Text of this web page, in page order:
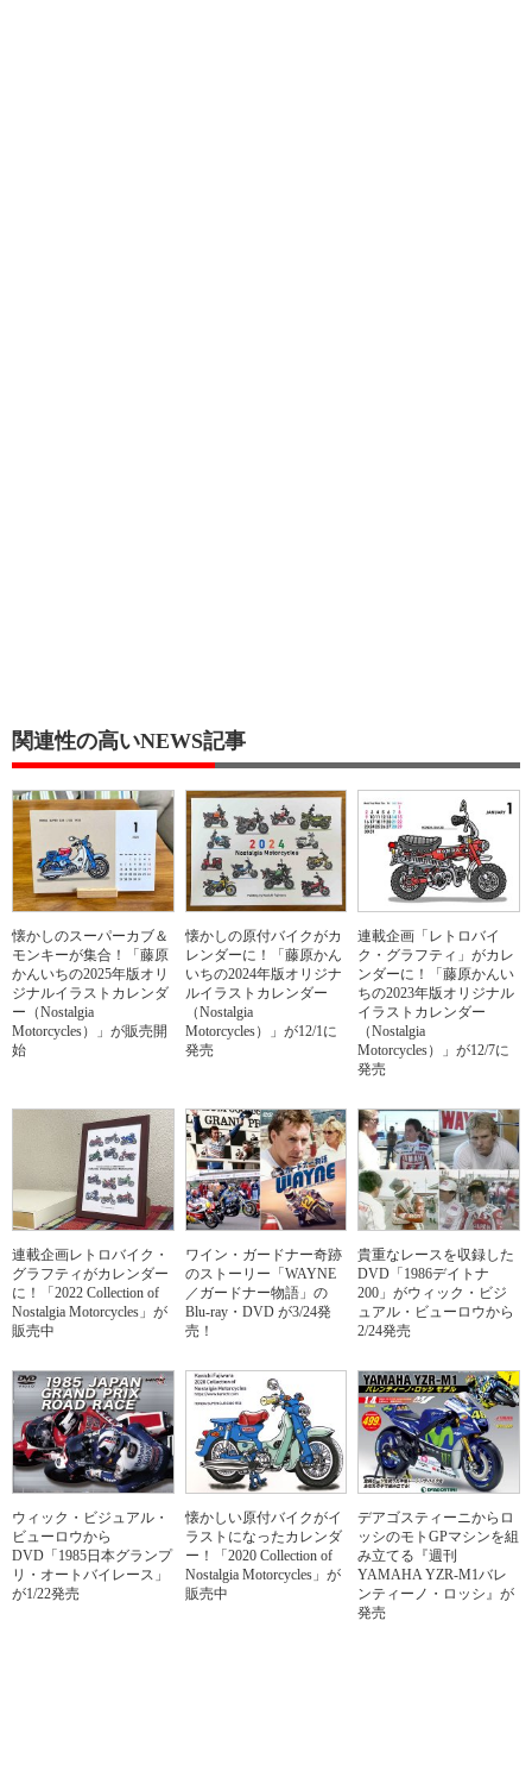
関連性の高いNEWS記事
懐かしのスーパーカブ＆
モンキーが集合！「藤原
かんいちの2025年版オリ
ジナルイラストカレンダ
ー（Nostalgia
Motorcycles）」が販売開
始
懐かしの原付バイクがカ
レンダーに！「藤原かん
いちの2024年版オリジナ
ルイラストカレンダー
（Nostalgia
Motorcycles）」が12/1に
発売
連載企画「レトロバイ
ク・グラフティ」がカレ
ンダーに！「藤原かんい
ちの2023年版オリジナル
イラストカレンダー
（Nostalgia
Motorcycles）」が12/7に
発売
連載企画レトロバイク・
グラフティがカレンダー
に！「2022 Collection of
Nostalgia Motorcycles」が
販売中
ワイン・ガードナー奇跡
のストーリー「WAYNE
／ガードナー物語」の
Blu-ray・DVD が3/24発
売！
貴重なレースを収録した
DVD「1986デイトナ
200」がウィック・ビジ
ュアル・ビューロウから
2/24発売
ウィック・ビジュアル・
ビューロウから
DVD「1985日本グランプ
リ・オートバイレース」
が1/22発売
懐かしい原付バイクがイ
ラストになったカレンダ
ー！「2020 Collection of
Nostalgia Motorcycles」が
販売中
デアゴスティーニからロ
ッシのモトGPマシンを組
み立てる『週刊
YAMAHA YZR-M1バレ
ンティーノ・ロッシ』が
発売